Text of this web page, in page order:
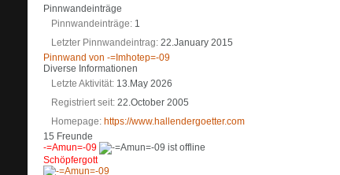
Pinnwandeinträge
Pinnwandeinträge 1
Letzter Pinnwandeintrag 22.January 2015
Pinnwand von -=Imhotep=-09
Diverse Informationen
Letzte Aktivität 13.May 2026
Registriert seit 22.October 2005
Homepage https://www.hallendergoetter.com
15 Freunde
-=Amun=-09
Schöpfergott